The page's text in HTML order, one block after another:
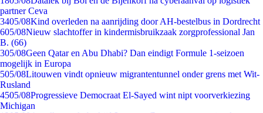
partner Ceva
3405/08Kind overleden na aanrijding door AH-bestelbus in Dordrecht
605/08Nieuw slachtoffer in kindermisbruikzaak zorgprofessional Jan
B. (66)
305/08Geen Qatar en Abu Dhabi? Dan eindigt Formule 1-seizoen
mogelijk in Europa
505/08Litouwen vindt opnieuw migrantentunnel onder grens met Wit-
Rusland
4505/08Progressieve Democraat El-Sayed wint nipt voorverkiezing
Michigan